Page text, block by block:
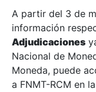
Mostrar/Ocultar
A partir del 3 de
información
Adjudicaciones
Nacional de
Moneda, puede
a FNMT-RCM en